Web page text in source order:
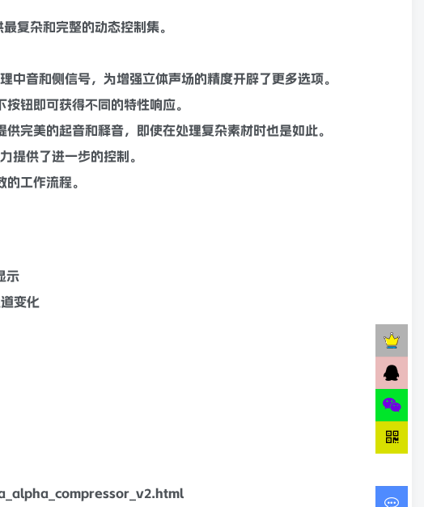
复杂和完整的动态控制集。
中音和侧信号，为增强立体声场的精度开辟了更多选项。
钮即可获得不同的特性响应。
完美的起音和释音，即使在处理复杂素材时也是如此。
力提供了进一步的控制。
工作流程。
示
变化